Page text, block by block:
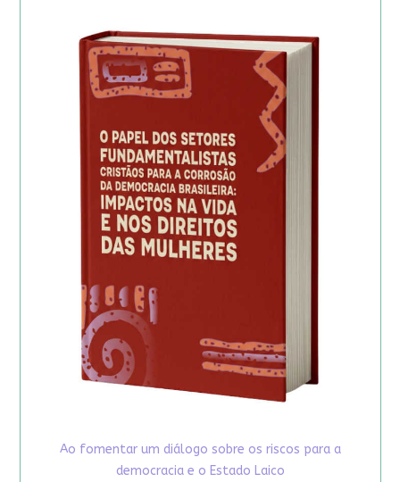
Ao fomentar um diálogo sobre os riscos para a
democracia e o Estado Laico